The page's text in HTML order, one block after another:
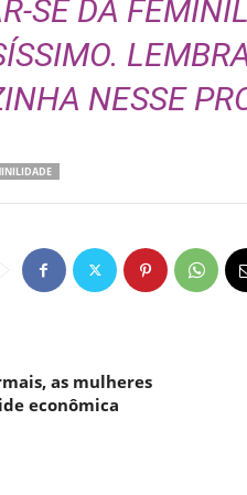
SE DA
NESSE
as mulheres
econômica